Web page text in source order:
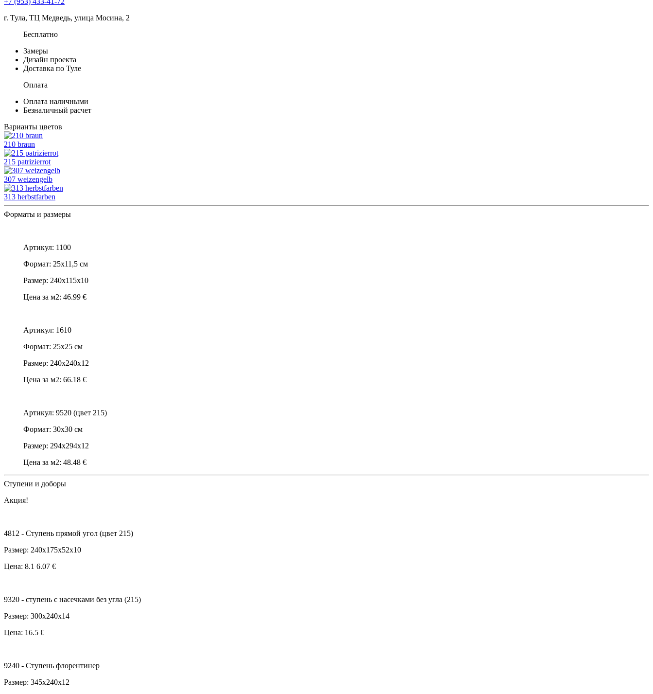
г. Тула, ТЦ Медведь, улица Мосина, 2
Бесплатно
Замеры
Дизайн проекта
Доставка по Туле
Оплата
Оплата наличными
Безналичный расчет
Варианты цветов
210 braun
215 patrizierrot
307 weizengelb
313 herbstfarben
Форматы и размеры
Артикул: 1100
Формат: 25x11,5 см
Размер: 240x115x10
Цена за м2: 46.99 €
Артикул: 1610
Формат: 25x25 см
Размер: 240x240x12
Цена за м2: 66.18 €
Артикул: 9520 (цвет 215)
Формат: 30x30 см
Размер: 294x294x12
Цена за м2: 48.48 €
Ступени и доборы
Акция!
4812 - Cтупень прямой угол (цвет 215)
Размер: 240x175x52x10
Цена: 8.1 6.07 €
9320 - ступень с насечками без угла (215)
Размер: 300x240x14
Цена: 16.5 €
9240 - Ступень флорентинер
Размер: 345x240x12